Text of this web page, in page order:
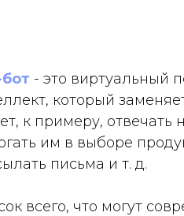
- это виртуальный
который
к примеру, отвечать
им в выборе
письма и т. д.
всего, что могут